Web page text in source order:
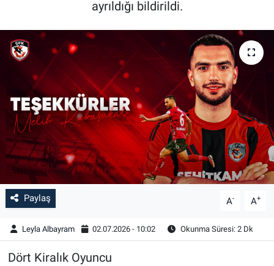
ayrıldığı bildirildi.
Paylaş A- A+
Leyla Albayram 02.07.2026 - 10:02 Okunma Süresi: 2 Dk
Dört Kiralık Oyuncu